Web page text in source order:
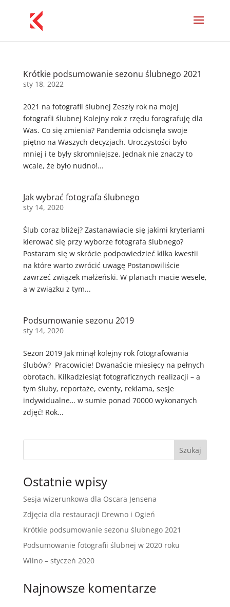
Krótkie podsumowanie sezonu ślubnego 2021
sty 18, 2022
2021 na fotografii ślubnej Zeszły rok na mojej
fotografii ślubnej Kolejny rok z rzędu forografuję dla
Was. Co się zmienia? Pandemia odcisnęła swoje
piętno na Waszych decyzjach. Uroczystości było
mniej i te były skromniejsze. Jednak nie znaczy to
wcale, że było nudno!...
Jak wybrać fotografa ślubnego
sty 14, 2020
Ślub coraz bliżej? Zastanawiacie się jakimi kryteriami
kierować się przy wyborze fotografa ślubnego?
Postaram się w skrócie podpowiedzieć kilka kwestii
na które warto zwrócić uwagę Postanowiliście
zawrzeć związek małżeński. W planach macie wesele,
a w związku z tym...
Podsumowanie sezonu 2019
sty 14, 2020
Sezon 2019 Jak minął kolejny rok fotografowania
ślubów? Pracowicie! Dwanaście miesięcy na pełnych
obrotach. Kilkadziesiąt fotograficznych realizacji – a
tym śluby, reportaże, eventy, reklama, sesje
indywidualne… w sumie ponad 70000 wykonanych
zdjęć! Rok...
Ostatnie wpisy
Sesja wizerunkowa dla Oscara Jensena
Zdjęcia dla restauracji Drewno i Ogień
Krótkie podsumowanie sezonu ślubnego 2021
Podsumowanie fotografii ślubnej w 2020 roku
Wilno – styczeń 2020
Najnowsze komentarze